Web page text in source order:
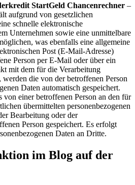
StartGeld Chancenrechner –
aufgrund von gesetzlichen
schnelle elektronische
Unternehmen sowie eine unmittelbare
was ebenfalls eine allgemeine
Post (E-Mail-Adresse)
Person per E-Mail oder über ein
mit dem für die Verarbeitung
die von der betroffenen Person
Daten automatisch gespeichert.
einer betroffenen Person an den für
übermittelten personenbezogenen
Bearbeitung oder der
Person gespeichert. Es erfolgt
Daten an Dritte.
im Blog auf der